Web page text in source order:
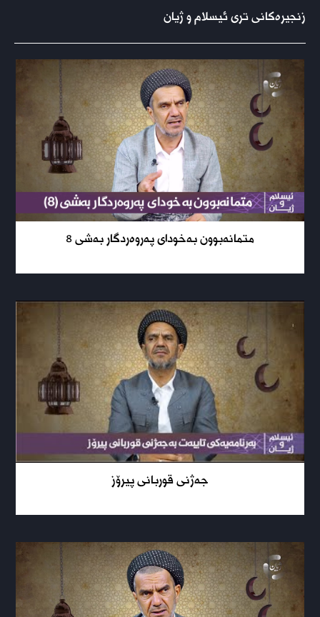
زنجیرەکانی تری ئیسلام و ژیان
متمانەبوون بەخودای پەروەردگار بەشی 8
جەژنی قوربانی پیرۆز